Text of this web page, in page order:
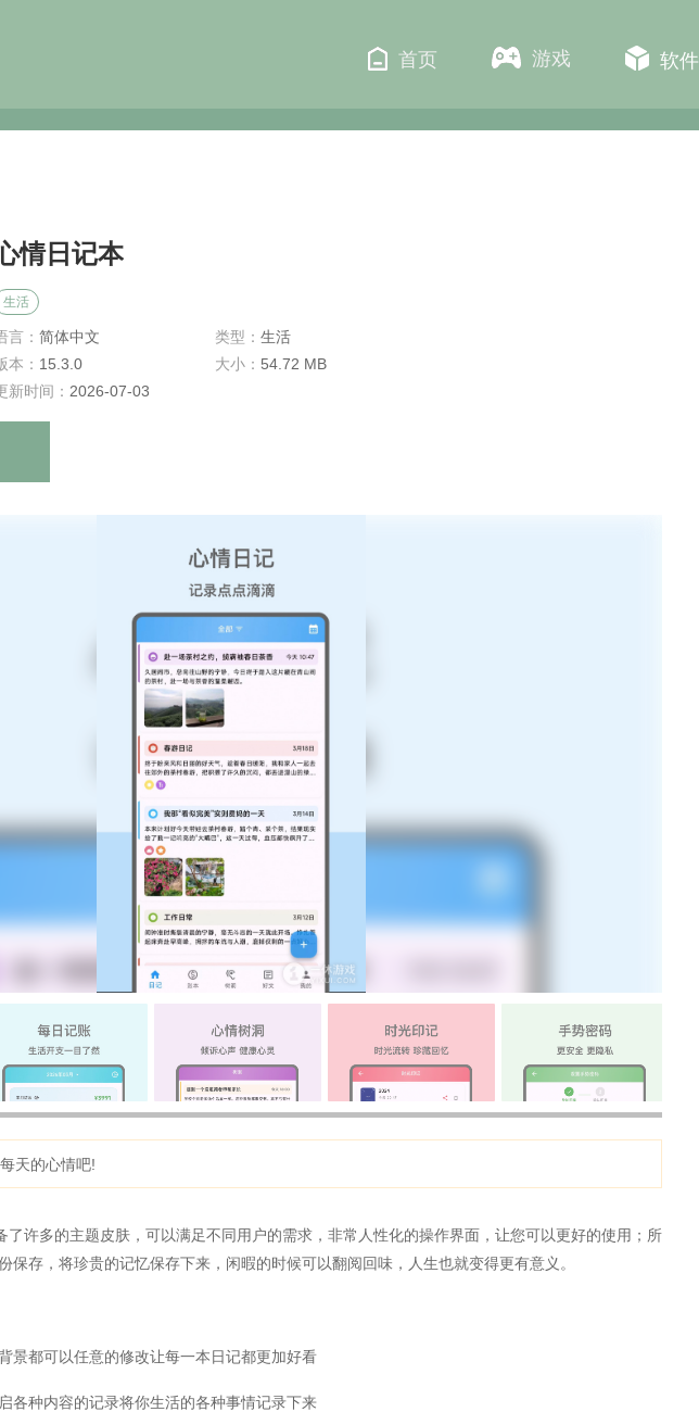
首页 游戏 软件
情日记本
生活
言： 简体中文 类型： 生活
本： 15.3.0 大小： 54.72 MB
新时间： 2026-07-03
天的心情吧!
了许多的主题皮肤，可以满足不同用户的需求，非常人性化的操作界面，让您可以更好的使用；所
保存，将珍贵的记忆保存下来，闲暇的时候可以翻阅回味，人生也就变得更有意义。
景都可以任意的修改让每一本日记都更加好看
各种内容的记录将你生活的各种事情记录下来